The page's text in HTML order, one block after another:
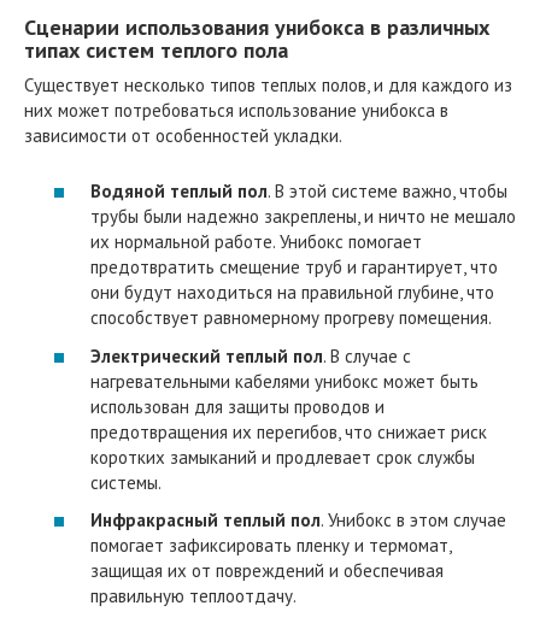
Сценарии использования унибокса в различных
типах систем теплого пола
Существует несколько типов теплых полов, и для каждого из
них может потребоваться использование унибокса в
зависимости от особенностей укладки.
Водяной теплый пол. В этой системе важно, чтобы
трубы были надежно закреплены, и ничто не мешало
их нормальной работе. Унибокс помогает
предотвратить смещение труб и гарантирует, что
они будут находиться на правильной глубине, что
способствует равномерному прогреву помещения.
Электрический теплый пол. В случае с
нагревательными кабелями унибокс может быть
использован для защиты проводов и
предотвращения их перегибов, что снижает риск
коротких замыканий и продлевает срок службы
системы.
Инфракрасный теплый пол. Унибокс в этом случае
помогает зафиксировать пленку и термомат,
защищая их от повреждений и обеспечивая
правильную теплоотдачу.